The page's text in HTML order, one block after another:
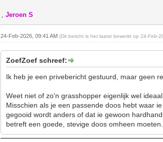
,Jeroen S
24-Feb-2026, 09:41 AM(Dit bericht is het laatst bewerkt op 24-Feb-
ZoefZoef schreef:
Ik heb je een privebericht gestuurd, maar geen
Weet niet of zo'n grasshopper eigenlijk wel
Misschien als je een passende doos hebt waar
gegooid wordt anders of dat ie gewoon
betreft een goede, stevige doos omheen moeten.